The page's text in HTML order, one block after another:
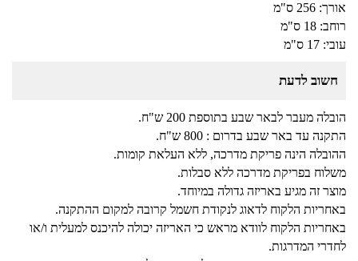
אורך: 256 ס"מ
רוחב: 18 ס"מ
עובי: 17 ס"מ
חשוב לדעת
הובלה מעבר לבאר שבע בתוספת 200 ש"ח.
התקנה עד באר שבע בדרום : 800 ש"ח.
ההובלה הינה פריקת מדרכה, ללא העלאת קומות.
משלוח בפריקת מדרכה ללא סבלות.
מוצר זה מגיע באריזה גדולה במיוחד.
באחריות הלקוח לדאוג לנקודת חשמל קרובה למקום ההתקנה.
באחריות הלקוח לוודא מראש כי האריזה יכולה להיכנס למעלית ו/או
לחדרי המדרגות.